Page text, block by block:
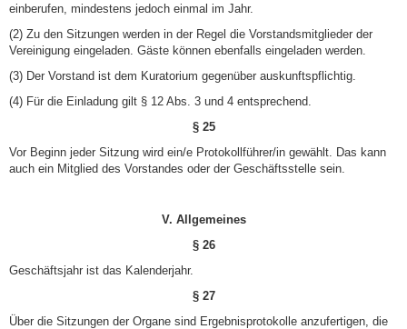
einberufen, mindestens jedoch einmal im Jahr.
(2) Zu den Sitzungen werden in der Regel die Vorstandsmitglieder der
Vereinigung eingeladen. Gäste können ebenfalls eingeladen werden.
(3) Der Vorstand ist dem Kuratorium gegenüber auskunftspflichtig.
(4) Für die Einladung gilt § 12 Abs. 3 und 4 entsprechend.
§ 25
Vor Beginn jeder Sitzung wird ein/e Protokollführer/in gewählt. Das kann
auch ein Mitglied des Vorstandes oder der Geschäftsstelle sein.
V. Allgemeines
§ 26
Geschäftsjahr ist das Kalenderjahr.
§ 27
Über die Sitzungen der Organe sind Ergebnisprotokolle anzufertigen, die